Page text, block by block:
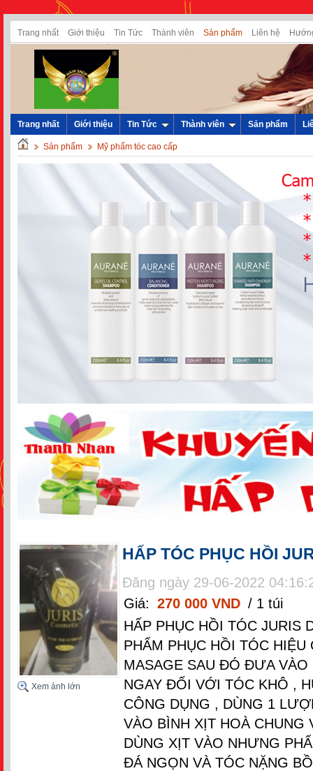
Trang nhất Giới thiệu Tin Tức Thành viên Sản phẩm Liên hệ
Trang nhất Giới thiệu Tin Tức Thành viên Sản phẩm
Sản phẩm Mỹ phẩm tóc cao cấp
Xem ảnh lớn
HẤP TÓC PHỤC HỒI
Đăng ngày 29-06-2022
Giá: 270 000 VND / 1 túi
HẤP PHỤC HỒI TÓC JURIS
PHẨM PHỤC HỒI TÓC
MASAGE SAU ĐÓ ĐƯA VÀO
NGAY ĐỐI VỚI TÓC KHÔ ,
CÔNG DỤNG , DÙNG 1
VÀO BÌNH XỊT HOÀ
DÙNG XỊT VÀO NHƯNG
ĐÁ NGỌN VÀ TÓC NẶNG